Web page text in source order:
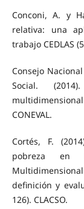
Conconi, A. y
relativa: una
trabajo CEDLAS
Consejo
Social.
CONEVAL.
Cortés, F.
pobreza
definición y
126). CLACSO.